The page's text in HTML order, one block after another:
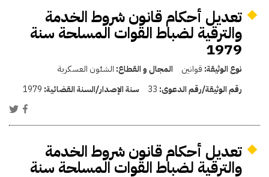
تعديل أحكام قانون شروط الخدمة
والترقية لضباط القوات المسلحة سنة
1979
نوع الوثيقة: قوانين المجال و القطاع: الشئون العسكرية
رقم الوثيقة/رقم الدعوى: 33 سنة الإصدار/السنة القضائية: 1979
تعديل أحكام قانون شروط الخدمة
والترقية لضباط القوات المسلحة سنة